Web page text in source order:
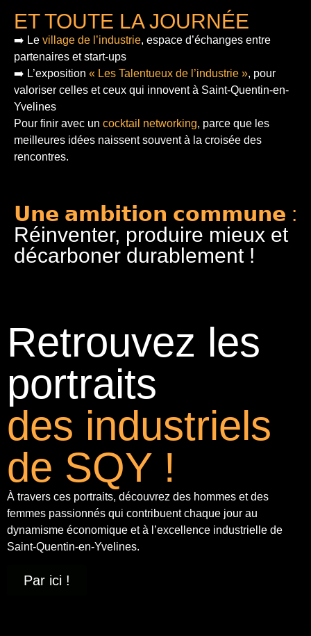
ET TOUTE LA JOURNÉE
➡️ Le village de l’industrie, espace d’échanges entre
partenaires et start-ups
➡️ L’exposition « Les Talentueux de l’industrie », pour
valoriser celles et ceux qui innovent à Saint-Quentin-en-
Yvelines
Pour finir avec un cocktail networking, parce que les
meilleures idées naissent souvent à la croisée des
rencontres.
𝗨𝗻𝗲 𝗮𝗺𝗯𝗶𝘁𝗶𝗼𝗻 𝗰𝗼𝗺𝗺𝘂𝗻𝗲 :
Réinventer, produire mieux et
décarboner durablement !
Retrouvez les
portraits
des industriels
de SQY !
À travers ces portraits, découvrez des hommes et des
femmes passionnés qui contribuent chaque jour au
dynamisme économique et à l’excellence industrielle de
Saint-Quentin-en-Yvelines.
Par ici !